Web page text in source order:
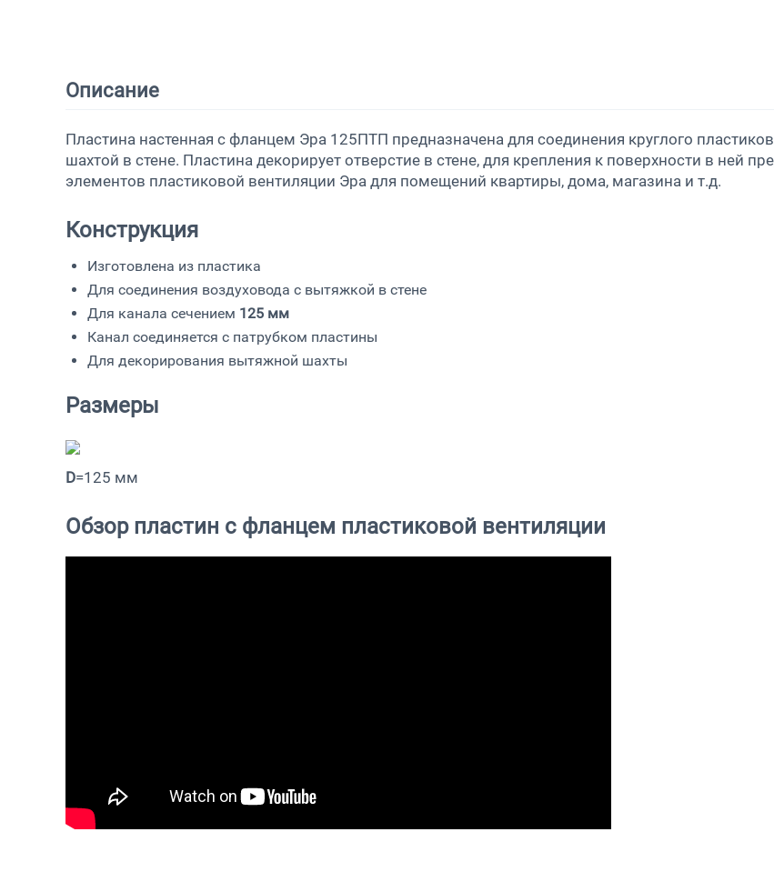
Описание
Пластина настенная с фланцем Эра 125ПТП предназначена для соединения круглого
шахтой в стене. Пластина декорирует отверстие в стене, для крепления к поверхности в ней
элементов пластиковой вентиляции Эра для помещений квартиры, дома, магазина и т.д.
Конструкция
Изготовлена из пластика
Для соединения воздуховода с вытяжкой в стене
Для канала сечением 125 мм
Канал соединяется с патрубком пластины
Для декорирования вытяжной шахты
Размеры
D=125 мм
Обзор пластин с фланцем пластиковой вентиляции